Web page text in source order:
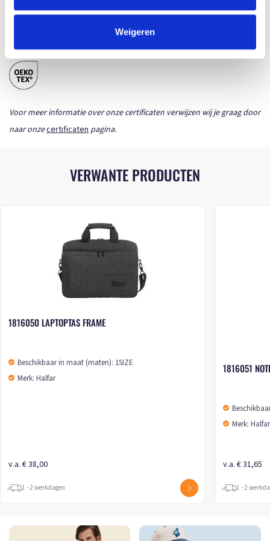
Weigeren
CERTIFICATEN
Voor meer informatie over onze certificaten verwijzen wij je graag door
naar onzecertificatenpagina.
VERWANTE PRODUCTEN
1816050 LAPTOPTAS FRAME
Beschikbaar in maat (maten): 1SIZE
Merk: Halfar
v.a. € 38,00
1 - 2 werkdagen
1816051
Merk: Halfar
v.a. € 31,65
1 - 2